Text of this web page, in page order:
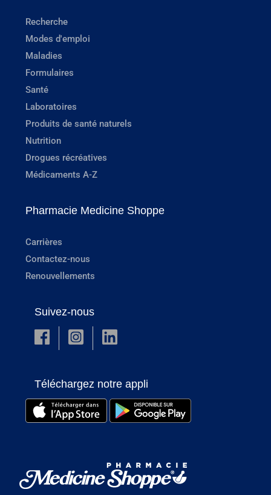
Recherche
Modes d'emploi
Maladies
Formulaires
Santé
Laboratoires
Produits de santé naturels
Nutrition
Drogues récréatives
Médicaments A-Z
Pharmacie Medicine Shoppe
Carrières
Contactez-nous
Renouvellements
Suivez-nous
Téléchargez notre appli